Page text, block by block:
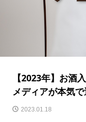
【2023年】お酒
メディアが本気で
2023.01.18